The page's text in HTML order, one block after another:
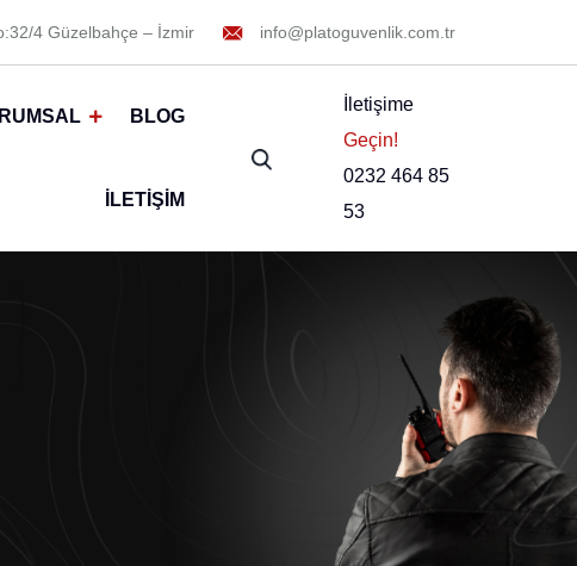
4 Güzelbahçe – İzmir info@platoguvenlik.com.tr
BLOG
İLETIŞIM
İletişime
Geçin!
0232 464 85
53